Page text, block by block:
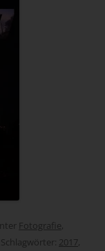
Fotografie,
2017,